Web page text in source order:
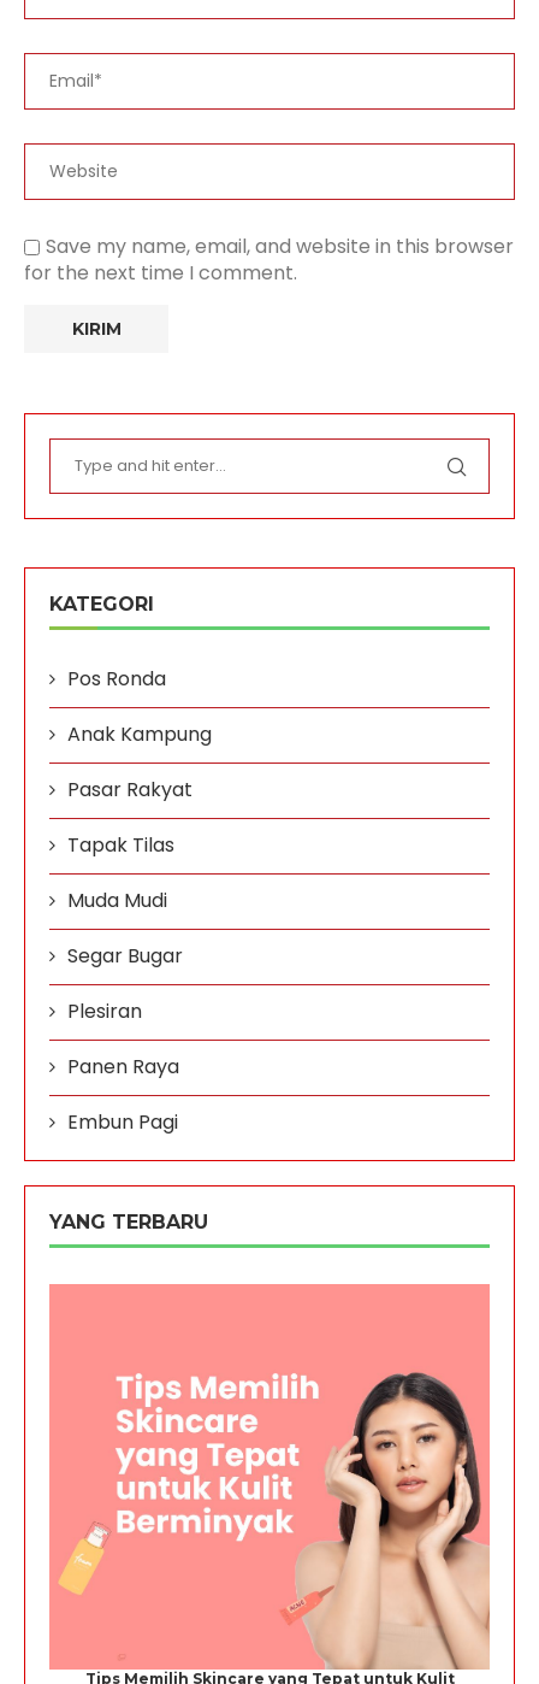
Save my name, email, and website in this browser
for the next time I comment.
KATEGORI
Pos Ronda
Anak Kampung
Pasar Rakyat
Tapak Tilas
Muda Mudi
Segar Bugar
Plesiran
Panen Raya
Embun Pagi
YANG TERBARU
Tips Memilih Skincare yang Tepat untuk Kulit